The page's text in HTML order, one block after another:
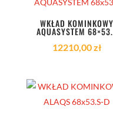
WKŁAD KOMINKOWY
AQUASYSTEM
12210,00zł